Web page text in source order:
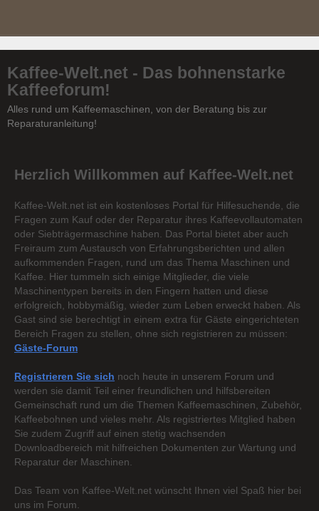
Kaffee-Welt.net - Das bohnenstarke
Kaffeeforum!
Alles rund um Kaffeemaschinen, von der Beratung bis zur
Reparaturanleitung!
Herzlich Willkommen auf Kaffee-Welt.net
Kaffee-Welt.net ist ein kostenloses Portal für Hilfesuchende, die
Fragen zum Kauf oder der Reparatur ihres Kaffeevollautomaten
oder Siebträgermaschine haben. Das Portal bietet aber auch
Freiraum zum Austausch von Erfahrungsberichten und allen
aufkommenden Fragen, rund um das Thema Maschinen und
Kaffee. Hier tummeln sich einige Mitglieder, die viele
Maschinentypen bereits in den Fingern hatten und diese
erfolgreich, hobbymäßig, wieder zum Leben erweckt haben. Als
Gast sind sie berechtigt in einem extra für Gäste eingerichteten
Bereich Fragen zu stellen, ohne sich registrieren zu müssen:
Gäste-Forum
Registrieren Sie sich noch heute in unserem Forum und
werden sie damit Teil einer freundlichen und hilfsbereiten
Gemeinschaft rund um die Themen Kaffeemaschinen, Zubehör,
Kaffeebohnen und vieles mehr. Als registriertes Mitglied haben
Sie zudem Zugriff auf einen stetig wachsenden
Downloadbereich mit hilfreichen Dokumenten zur Wartung und
Reparatur der Maschinen.
Das Team von Kaffee-Welt.net wünscht Ihnen viel Spaß hier bei
uns im Forum.